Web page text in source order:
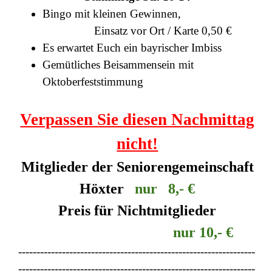
Bingo mit kleinen Gewinnen,
Einsatz vor Ort / Karte 0,50 €
Es erwartet Euch ein bayrischer Imbiss
Gemütliches Beisammensein mit
Oktoberfeststimmung
Verpassen Sie diesen Nachmittag
nicht!
Mitglieder der Seniorengemeinschaft
Höxternur 8,- €
Preis für Nichtmitglieder
nur 10,- €
-----------------------------------------------------------------
-----------------------------------------------------------------